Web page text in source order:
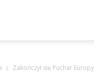
Zakończył się Puchar